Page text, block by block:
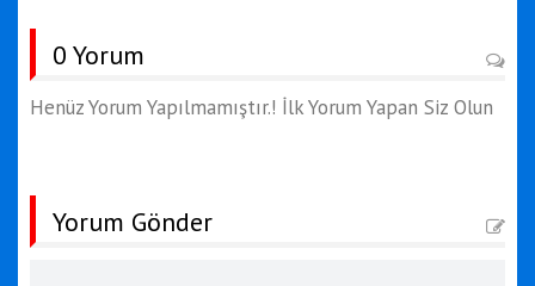
0 Yorum
Henüz Yorum Yapılmamıştır.! İlk Yorum Yapan Siz Olun
Yorum Gönder